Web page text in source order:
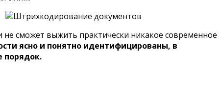
не сможет выжить практически никакое современное
ясно и понятно идентифицированы, в
порядок.